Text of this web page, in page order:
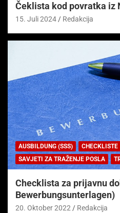
Čeklista kod povratka iz
15. Juli 2024 Redakcija
AUSBILDUNG (SSS) CHECKLISTE
SAVJETI ZA TRAŽENJE POSLA
Checklista za prijavnu
Bewerbungsunterlagen)
20. Oktober 2022 Redakcija